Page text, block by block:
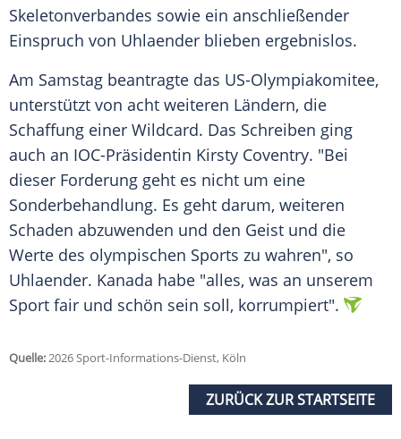
Skeletonverbandes sowie ein anschließender
Einspruch von Uhlaender blieben ergebnislos.
Am Samstag beantragte das US-Olympiakomitee,
unterstützt von acht weiteren Ländern, die
Schaffung einer Wildcard. Das Schreiben ging
auch an IOC-Präsidentin Kirsty Coventry. "Bei
dieser Forderung geht es nicht um eine
Sonderbehandlung. Es geht darum, weiteren
Schaden abzuwenden und den Geist und die
Werte des olympischen Sports zu wahren", so
Uhlaender. Kanada habe "alles, was an unserem
Sport fair und schön sein soll, korrumpiert".
Quelle:2026 Sport-Informations-Dienst, Köln
ZURÜCK ZUR STARTSEITE